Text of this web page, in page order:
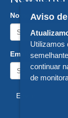
Nome:
Email:
Enviar
Aviso
Utilizamos
continuar
de